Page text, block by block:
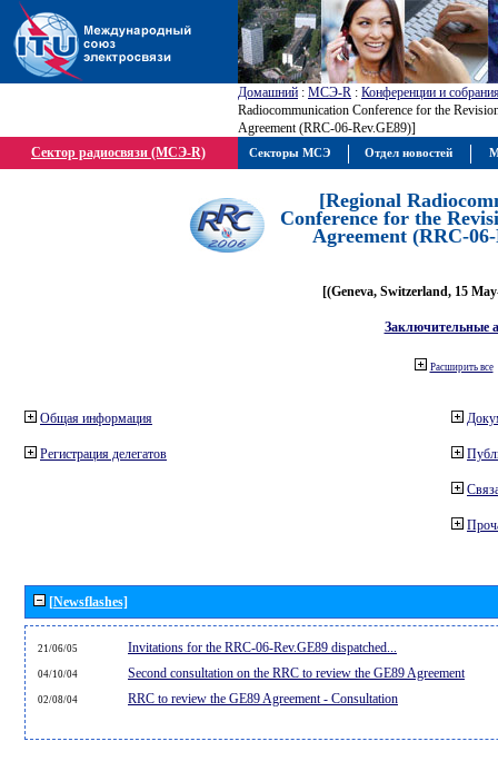
Домашний : МСЭ-R : Конференции и
Radiocommunication Conference for the
Agreement (RRC-06-Rev.GE89)]
Сектор радиосвязи (МСЭ-R)
[Regional
Conference for the
Agreement (RRC-
[(Geneva, Switzerland, 15
Заключительные
Расширить все
Общая информация
Регистрация делегатов
[Newsflashes]
21/06/05 Invitations for the RRC-06-Rev.GE89 dispatched...
04/10/04 Second consultation on the RRC to review the GE89 Agreement
02/08/04 RRC to review the GE89 Agreement - Consultation
Секторы МСЭ Отдел новостей